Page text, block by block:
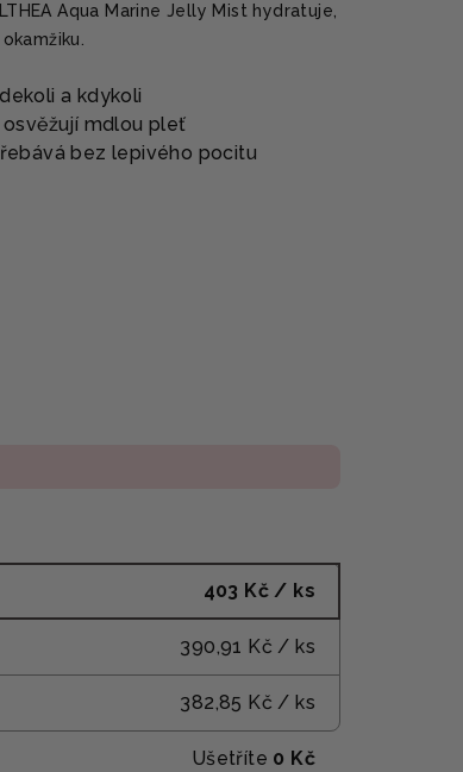
Aqua Marine Jelly Mist hydratuje,
a kdykoli
mdlou pleť
bez lepivého pocitu
403 Kč / ks
390,91 Kč / ks
382,85 Kč / ks
Ušetříte 0 Kč